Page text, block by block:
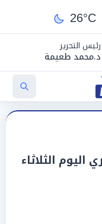
26°C
رئيس التحرير
د.محمد طعيمة
اليوم الثلاثاء